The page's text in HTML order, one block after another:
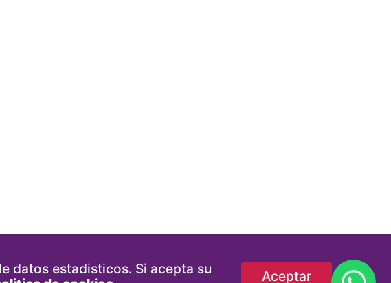
datos estadisticos. Si acepta su
Aceptar